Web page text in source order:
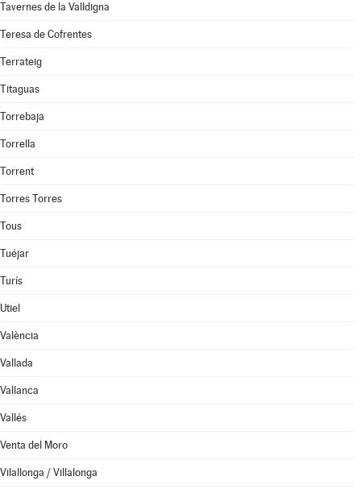
Tavernes de la Valldigna
Teresa de Cofrentes
Terrateig
Titaguas
Torrebaja
Torrella
Torrent
Torres Torres
Tous
Tuéjar
Turís
Utiel
València
Vallada
Vallanca
Vallés
Venta del Moro
Vilallonga / Villalonga